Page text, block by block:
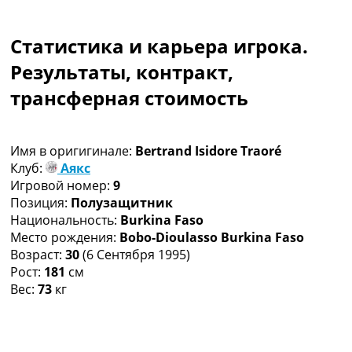
Чемпионат Мира
Украина. Премьер-Лига
Украина. Первая Лига
Лига Чемпионов
Другие Турниры >>>
Таблицы
Таблицы групп Чемпионата Мира
Украина. Премьер-Лига
Украина. Первая Лига
Лига Чемпионов. Таблицы групп
Англия. Премьер-Лига
Испания. Ла Лига
Статистика и карьера игрока.
Результаты, контракт,
трансферная стоимость
Имя в оригигинале: Bertrand Isidore Traoré
Клуб:
Аякс
Игровой номер: 9
Позиция: Полузащитник
Национальность: Burkina Faso
Место рождения: Bobo-Dioulasso Burkina Faso
Возраст: 30(6 Сентября 1995)
Рост: 181 см
Вес: 73 кг